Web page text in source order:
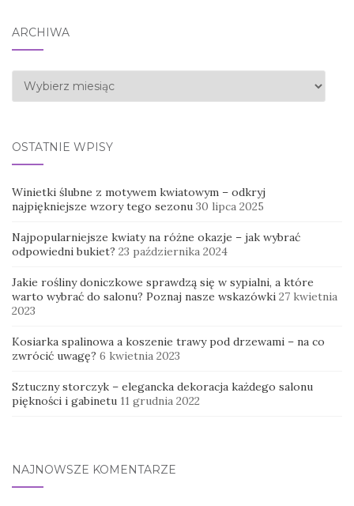
ARCHIWA
Archiwa
OSTATNIE WPISY
Winietki ślubne z motywem kwiatowym – odkryj
najpiękniejsze wzory tego sezonu 30 lipca 2025
Najpopularniejsze kwiaty na różne okazje – jak wybrać
odpowiedni bukiet? 23 października 2024
Jakie rośliny doniczkowe sprawdzą się w sypialni, a które
warto wybrać do salonu? Poznaj nasze wskazówki 27 kwietnia
2023
Kosiarka spalinowa a koszenie trawy pod drzewami – na co
zwrócić uwagę? 6 kwietnia 2023
Sztuczny storczyk – elegancka dekoracja każdego salonu
piękności i gabinetu 11 grudnia 2022
NAJNOWSZE KOMENTARZE